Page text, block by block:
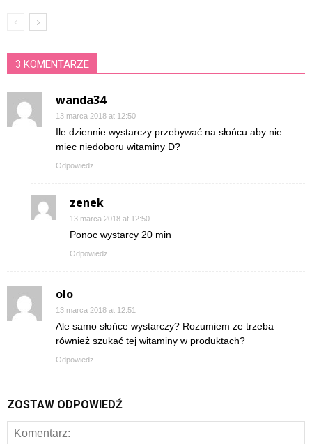
3 KOMENTARZE
wanda34
13 marca 2018 at 12:50
Ile dziennie wystarczy przebywać na słońcu aby nie
miec niedoboru witaminy D?
Odpowiedz
zenek
13 marca 2018 at 12:50
Ponoc wystarcy 20 min
Odpowiedz
olo
13 marca 2018 at 12:51
Ale samo słońce wystarczy? Rozumiem ze trzeba
również szukać tej witaminy w produktach?
Odpowiedz
ZOSTAW ODPOWIEDŹ